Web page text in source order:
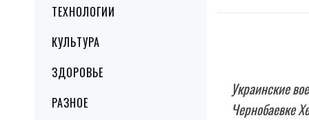
ТЕХНОЛОГИИ
КУЛЬТУРА
ЗДОРОВЬЕ
РАЗНОЕ
Украинские
Чернобаевке